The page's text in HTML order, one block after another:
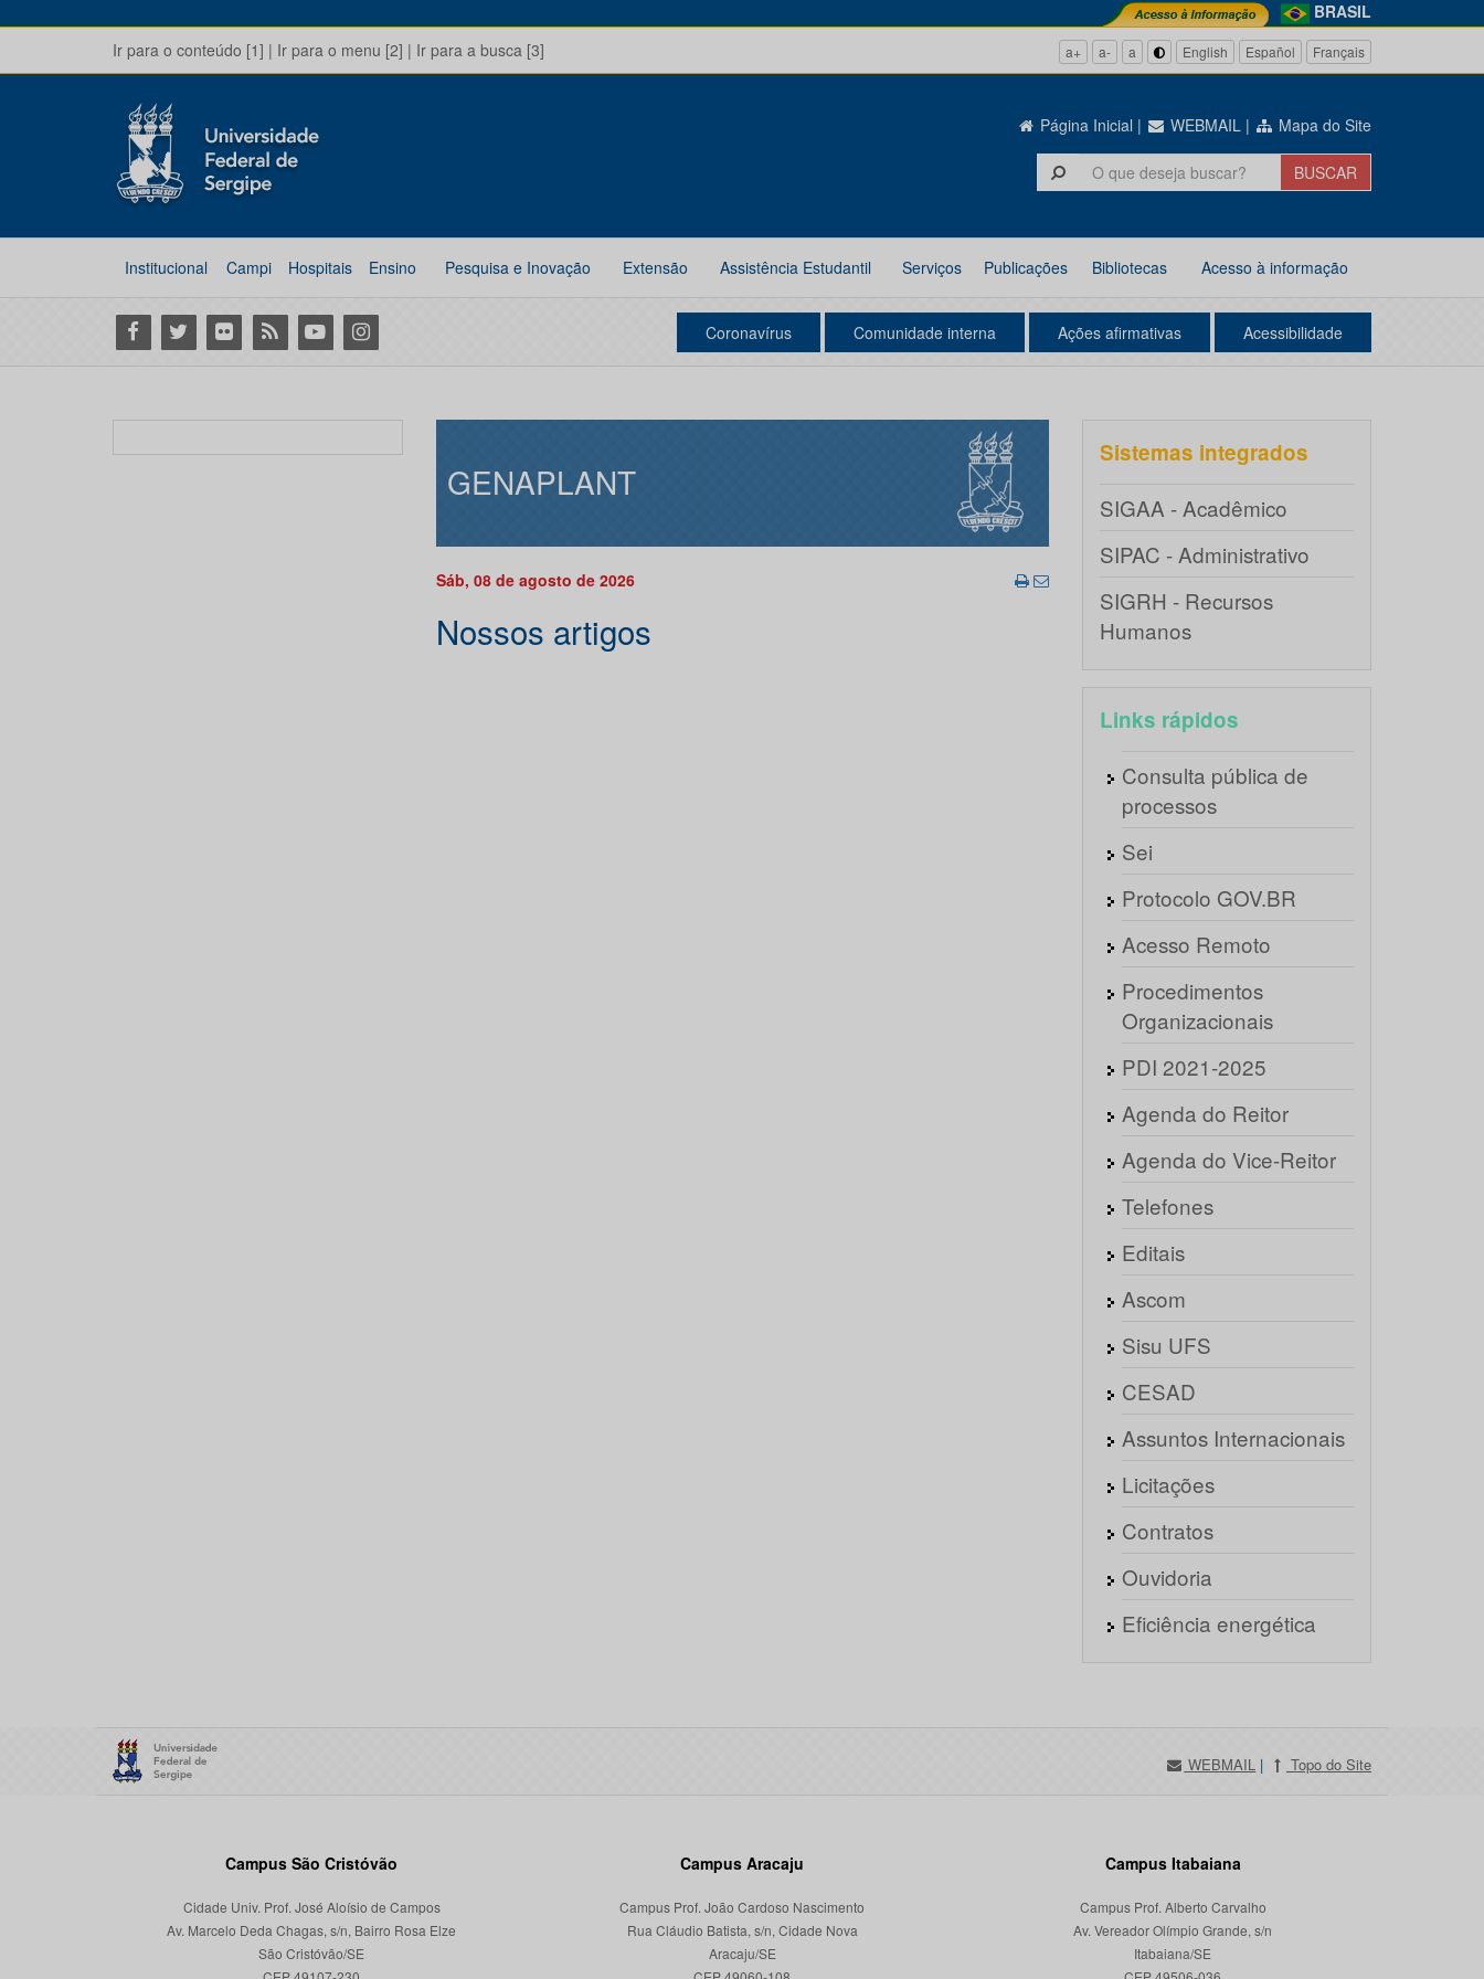
BRASIL
Ir para o conteúdo [1] | Ir para o menu [2] | Ir para a busca [3] a+ a- a English Español Français
Página Inicial | WEBMAIL | Mapa do Site
Institucional Campi Hospitais Ensino Pesquisa e Inovação Extensão Assistência Estudantil Serviços Publicações Bibliotecas Acesso à informação
Facebook
Twitter Flickr RSS YoutubeInstagram Coronavírus Comunidade interna Ações afirmativas Acessibilidade
GENAPLANT
Sáb, 08 de agosto de 2026
Nossos artigos
Sistemas integrados
SIGAA - Acadêmico
SIPAC - Administrativo
SIGRH - Recursos
Humanos
Links rápidos
Consulta pública de
processos
Sei
Protocolo GOV.BR
Acesso Remoto
Procedimentos
Organizacionais
PDI 2021-2025
Agenda do Reitor
Agenda do Vice-Reitor
Telefones
Editais
Ascom
Sisu UFS
CESAD
Assuntos Internacionais
Licitações
Contratos
Ouvidoria
Eficiência energética
WEBMAIL | Topo do Site
Campus São Cristóvão
Cidade Univ. Prof. José Aloísio de Campos
Av. Marcelo Deda Chagas, s/n, Bairro Rosa Elze
São Cristóvão/SE
Campus Aracaju
Campus Prof. João Cardoso Nascimento
Rua Cláudio Batista, s/n, Cidade Nova
Aracaju/SE
Campus Itabaiana
Campus Prof. Alberto Carvalho
Av. Vereador Olímpio Grande, s/n
Itabaiana/SE